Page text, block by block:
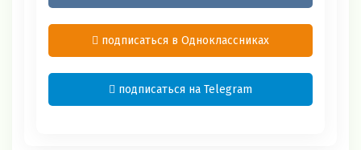
подписаться в Одноклассниках
подписаться на Telegram